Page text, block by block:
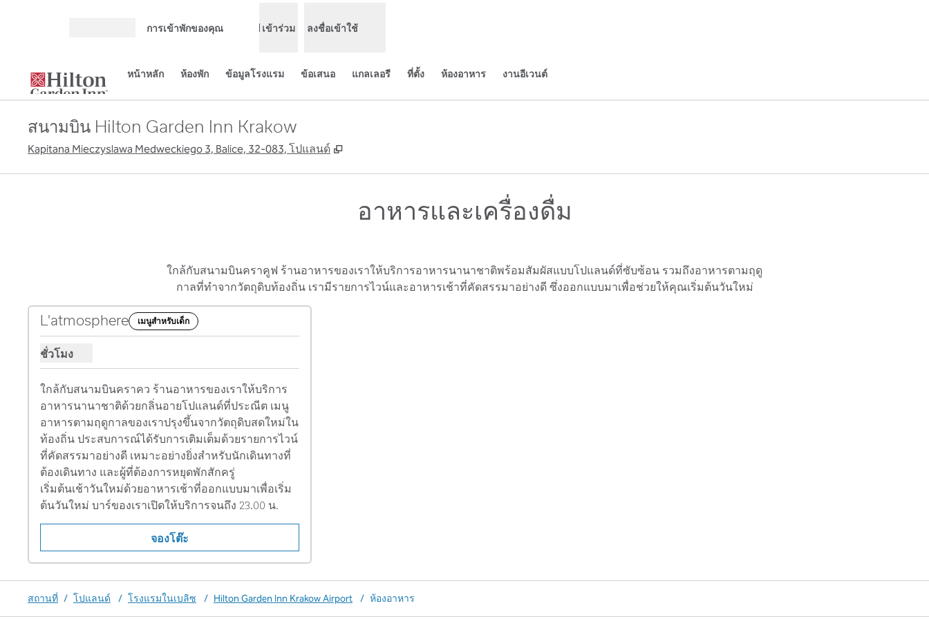
การเข้าพักของคุณ เข้าร่วม ลงชื่อเข้าใช้
หน้าหลัก ห้องพัก ข้อมูลโรงแรม ข้อเสนอ แกลเลอรี ที่ตั้ง ห้องอาหาร งานอีเวนต์
สนามบิน Hilton Garden Inn Krakow
Kapitana Mieczyslawa Medweckiego 3, Balice, 32-083, โปแลนด์ ,
อาหารและเครื่องดื่ม
ใกล้กับสนามบินคราคูฟ ร้านอาหารของเราให้บริการอาหารนานาชาติพร้อมสัมผัสแบบโปแลนด์ที่ซับซ้อน รวมถึงอาหารตามฤดู
กาลที่ทําจากวัตถุดิบท้องถิ่น เรามีรายการไวน์และอาหารเช้าที่คัดสรรมาอย่างดี ซึ่งออกแบบมาเพื่อช่วยให้คุณเริ่มต้นวันใหม่
1 จาก 4
ภาพก่อนหน้า
L'atmosphere เมนูสําหรับเด็ก
ชั่วโมง
แสดงชั่วโมงสําหรับ L'atmosphere
ใกล้กับสนามบินคราคว ร้านอาหารของเราให้บริการ
อาหารนานาชาติด้วยกลิ่นอายโปแลนด์ที่ประณีต เมนู
อาหารตามฤดูกาลของเราปรุงขึ้นจากวัตถุดิบสดใหม่ใน
ท้องถิ่น ประสบการณ์ได้รับการเติมเต็มด้วยรายการไวน์
ที่คัดสรรมาอย่างดี เหมาะอย่างยิ่งสําหรับนักเดินทางที่
ต้องเดินทาง และผู้ที่ต้องการหยุดพักสักครู่
เริ่มต้นเช้าวันใหม่ด้วยอาหารเช้าที่ออกแบบมาเพื่อเริ่ม
ต้นวันใหม่ บาร์ของเราเปิดให้บริการจนถึง 23.00 น.
จองโต๊ะ
สถานที่ / โปแลนด์ / โรงแรมในเบลิซ / Hilton Garden Inn Krakow Airport / ห้องอาหาร